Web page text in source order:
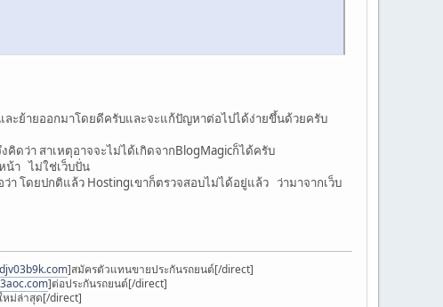
ย้ายออกมาโดยดีครับและจะแก้ปัญหาต่อไปได้ง่ายขึ้นด้วยครับ
ดว่า สาเหตุอาจจะไม่ได้เกิดจากBlogMagicก็ได้ครับ
น้า ไม่ใช่เว็บปั่น
โดยปกติแล้ว Hostingเขาก็ตรวจสอบไม่ได้อยู่แล้ว ว่ามาจากเว็บ
]สมัครตัวแทนขายประกันรถยนต์[/direct]
]ต่อประกันรถยนต์[/direct]
หม่ล่าสุด[/direct]